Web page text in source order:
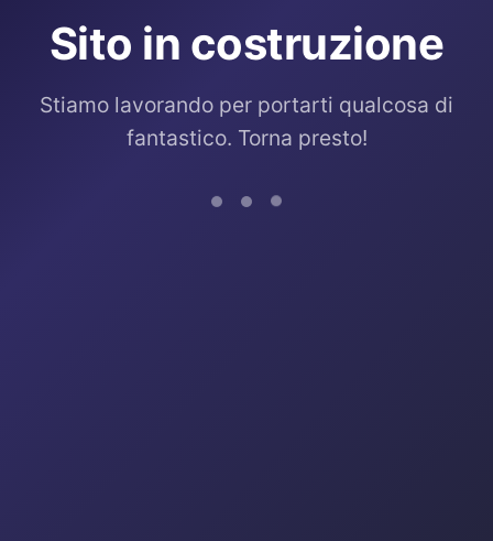
Sito in costruzione
Stiamo lavorando per portarti qualcosa di
fantastico. Torna presto!